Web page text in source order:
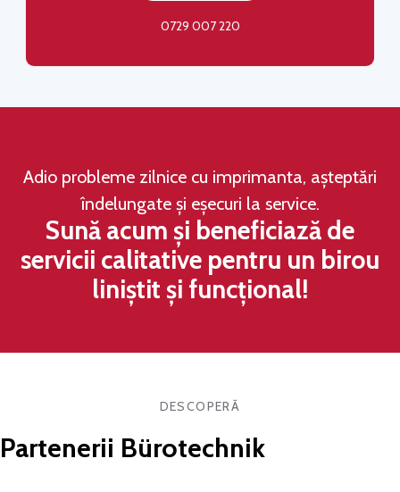
0729 007 220
Adio probleme zilnice cu imprimanta, așteptări
îndelungate și eșecuri la service.
Sună acum și beneficiază de
servicii calitative pentru un birou
liniștit și funcțional!
DESCOPERĂ
Partenerii Bürotechnik